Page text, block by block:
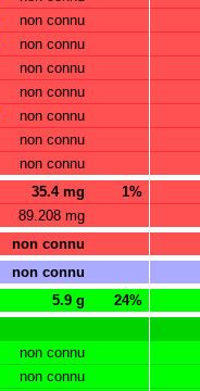
non connu
non connu
non connu
non connu
non connu
non connu
non connu
35.4 mg
1%
89.208 mg
non connu
non connu
5.9 g
24%
non connu
non connu